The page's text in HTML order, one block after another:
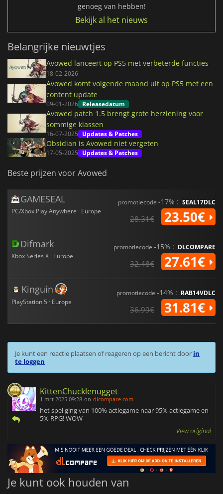
genoeg van hebben!
Bekijk al het nieuws
Belangrijke nieuwtjes
Avowed lanceert op PS5 met verbeterde functies
18-02-2026
Avowed komt volgende maand uit op PS5 met een
content update
09-01-2026 Releasedatum
Avowed patch 1.5 brengt grote herziening voor
sommige klassen
16-07-2025 Updates & Patches
Obsidian is Avowed niet vergeten
17-05-2025 Updates & Patches
Beste prijzen voor Avowed
GAMESEAL
PC/Xbox Play Anywhere · Europe
promotiecode -17% : SEAL17DLC
28.31€ 23.50€
Difmark
Xbox Series X · Europe
promotiecode -15% : DLCOMPARE
32.48€ 27.61€
Kinguin
PlayStation 5 · Europe
promotiecode -14% : RAB14VDLC
36.99€ 31.81€
Je kunt een reactie plaatsen of reageren op een bericht door in
te loggen
KittenChucklenugget
1 mrt 2025 09:28 on dlcompare.com
het spel ging van 100% actiegame naar 95% actiegame en
5% RPG! WOW
View original
Je kunt ook houden van